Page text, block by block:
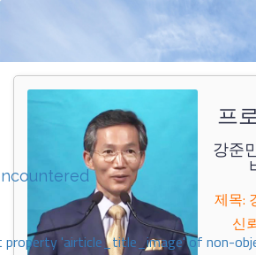
property 'airticle_title_image' of non-
프
강준
제목:
신